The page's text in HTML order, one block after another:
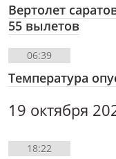
Вертолет
55 вылетов
06:39
Температура
19 октября
18:22